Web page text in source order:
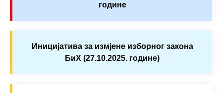
године
Иницијатива за измјене изборног закона
БиХ (27.10.2025. године)